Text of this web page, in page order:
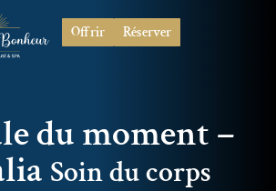
Offrir Réserver
du moment –
Soin du corps